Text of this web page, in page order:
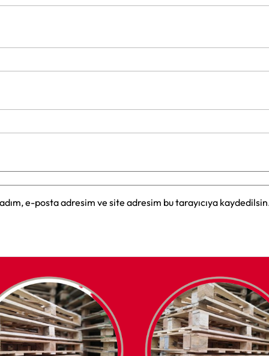
e-posta adresim ve site adresim bu tarayıcıya